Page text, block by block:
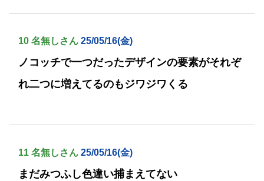
10 名無しさん 25/05/16(金)
ノコッチで一つだったデザインの要素がそれぞ
れ二つに増えてるのもジワジワくる
11 名無しさん 25/05/16(金)
まだみつふし色違い捕まえてない